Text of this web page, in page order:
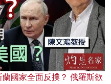
國家全面反撲？ 俄羅斯欲